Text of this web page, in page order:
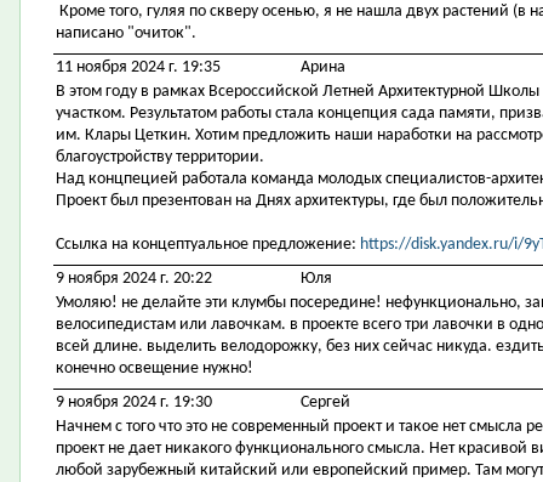
Кроме того, гуляя по скверу осенью, я не нашла двух растений (в
написано "очиток".
11 ноября 2024 г. 19:35
Арина
В этом году в рамках Всероссийской Летней Архитектурной
участком. Результатом работы стала концепция сада памяти,
им. Клары Цеткин. Хотим предложить наши наработки на
благоустройству территории.
Над концпецией работала команда молодых специалистов-
Проект был презентован на Днях архитектуры, где был
Ссылка на концептуальное предложение: https://disk.yandex.ru/i/
9 ноября 2024 г. 20:22
Юля
Умоляю! не делайте эти клумбы посередине! нефункционально,
велосипедистам или лавочкам. в проекте всего три лавочки в
всей длине. выделить велодорожку, без них сейчас никуда.
конечно освещение нужно!
9 ноября 2024 г. 19:30
Сергей
Начнем с того что это не современный проект и такое нет смысла
проект не дает никакого функционального смысла. Нет красивой
любой зарубежный китайский или европейский пример. Там